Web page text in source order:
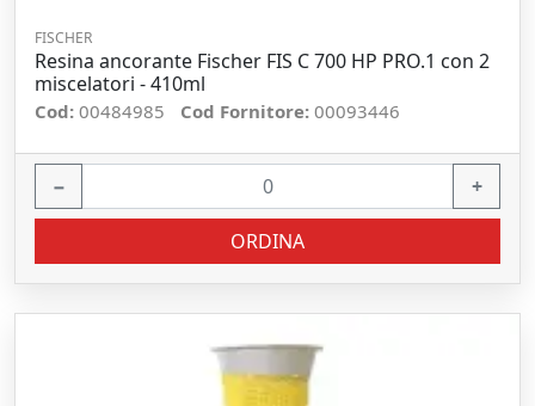
FISCHER
Resina ancorante Fischer FIS C 700 HP PRO.1 con 2
miscelatori - 410ml
Cod: 00484985 Cod Fornitore: 00093446
− +
ORDINA